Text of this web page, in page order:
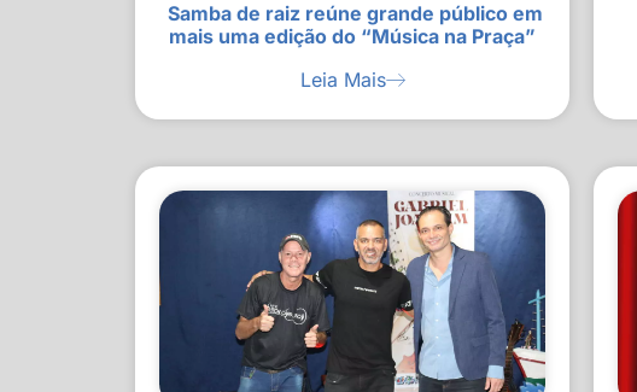
Samba de raiz reúne grande público em
mais uma edição do “Música na Praça”
Leia Mais